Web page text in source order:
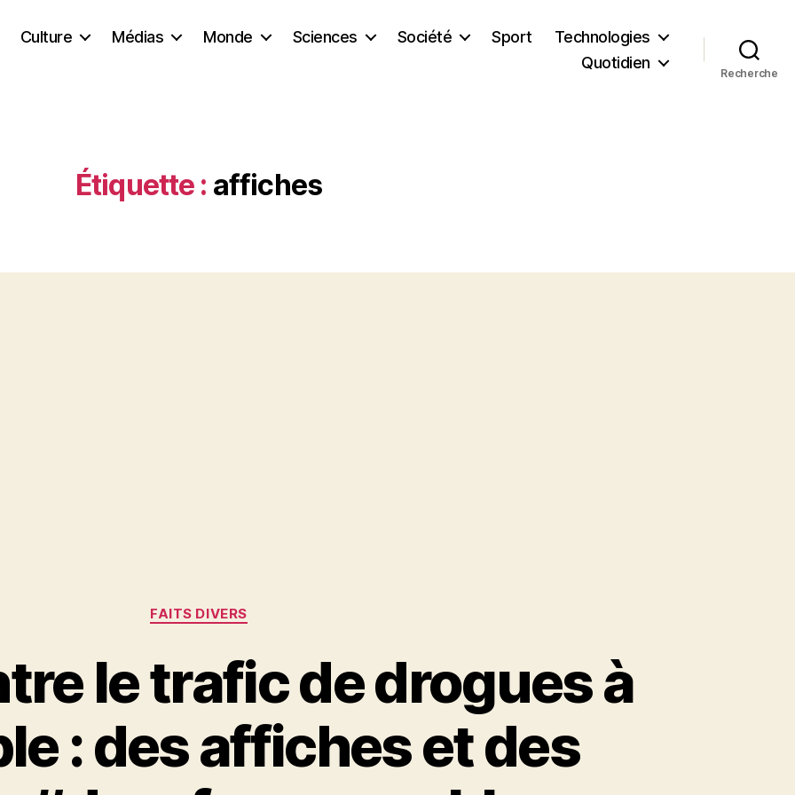
Culture Médias Monde Sciences Société Sport
Technologies
Quotidien
Recherche
Étiquette : affiches
Catégories
FAITS DIVERS
le trafic de drogues à
: des affiches et des